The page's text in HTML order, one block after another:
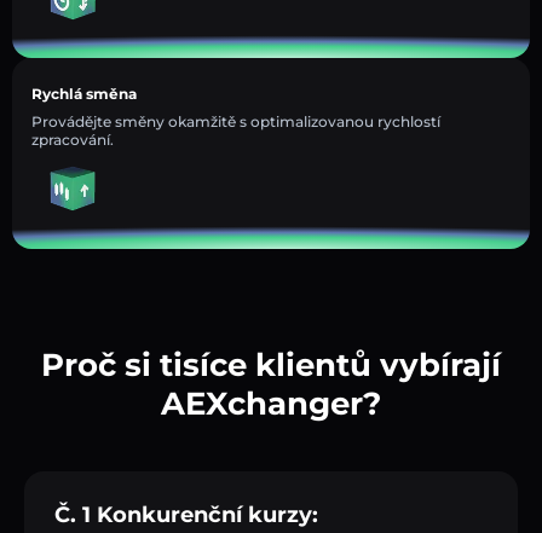
Rychlá směna
Provádějte směny okamžitě s optimalizovanou rychlostí
zpracování.
Proč si tisíce klientů vybírají
AEXchanger?
Č. 1 Konkurenční kurzy: